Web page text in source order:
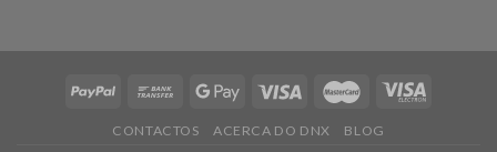
CONTACTOS ACERCA DO DNX BLOG